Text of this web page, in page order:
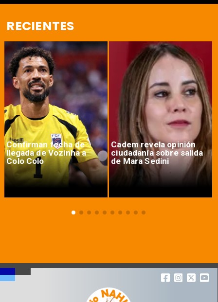
RECIENTES
Confirman fecha de
llegada de Vozinha a
Colo Colo
Cadem revela opinión
ciudadanía sobre salida
de Mara Sedini